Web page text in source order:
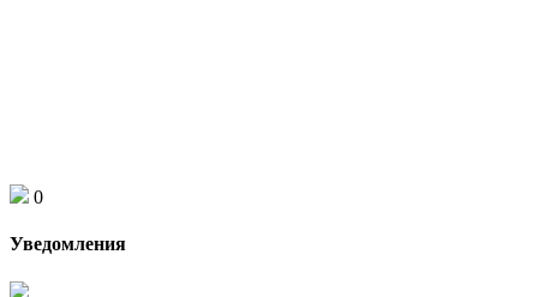
0
Уведомления